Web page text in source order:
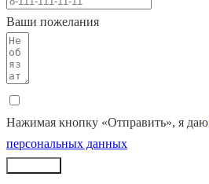
Ваши пожелания
Нажимая кнопку «Отправить», я даю
персональных данных